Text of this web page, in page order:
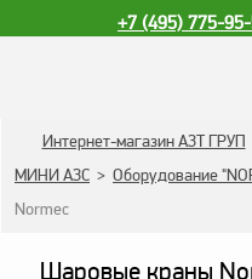
+7 (495) 775-
КАТАЛОГ ПРОДУКЦИИ
Топливораздаточные
колонки
Интернет-магазин АЗТ ГРУП
МИНИ АЗС > Оборудование
Normec
Шаровые краны